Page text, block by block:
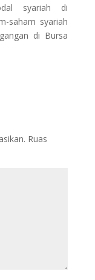
syariah di
saham syariah
di Bursa
Ruas